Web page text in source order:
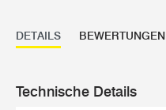
DETAILS BEWERTUNGEN
Technische Details